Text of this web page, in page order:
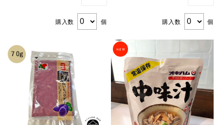
購入数 個 購入数 個